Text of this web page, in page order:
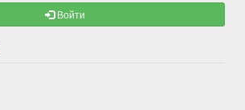
Войти